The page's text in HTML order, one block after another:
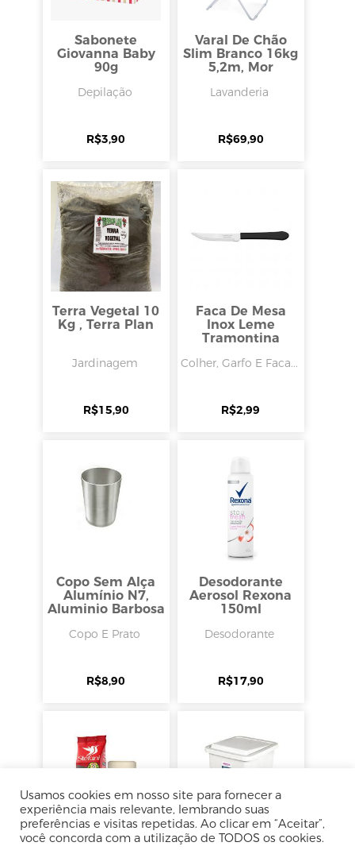
Sabonete
Giovanna Baby
90g
Depilação
R$3,90
Varal De Chão
Slim Branco 16kg
5,2m, Mor
Lavanderia
R$69,90
Terra Vegetal 10
Kg , Terra Plan
Jardinagem
R$15,90
Faca De Mesa
Inox Leme
Tramontina
Colher, Garfo E Faca...
R$2,99
Copo Sem Alça
Alumínio N7,
Aluminio Barbosa
Copo E Prato
R$8,90
Desodorante
Aerosol Rexona
150ml
Desodorante
R$17,90
Usamos cookies em nosso site para fornecer a
experiência mais relevante, lembrando suas
preferências e visitas repetidas. Ao clicar em “Aceitar”,
você concorda com a utilização de TODOS os cookies.